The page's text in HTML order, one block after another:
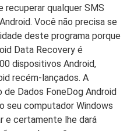
qualquer SMS
Você não precisa se
deste programa porque
Data Recovery é
dispositivos Android,
recém-lançados. A
de Dados FoneDog Android
seu computador Windows
e certamente lhe dará